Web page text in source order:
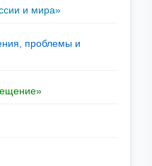
и мира»
проблемы и